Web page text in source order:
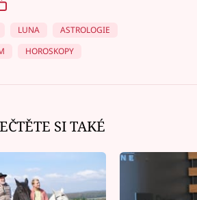
LUNA
ASTROLOGIE
HOROSKOPY
SI TAKÉ